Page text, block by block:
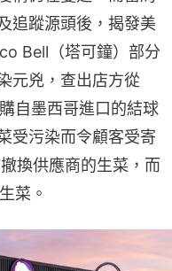
追蹤源頭後，揭發美
Bell（塔可鐘）部分
元兇，查出店方從
自墨西哥進口的結球
受污染而令顧客受寄
換供應商的生菜，而
菜。